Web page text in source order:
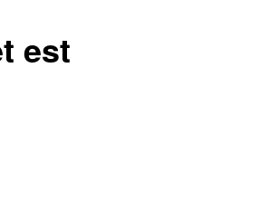
est